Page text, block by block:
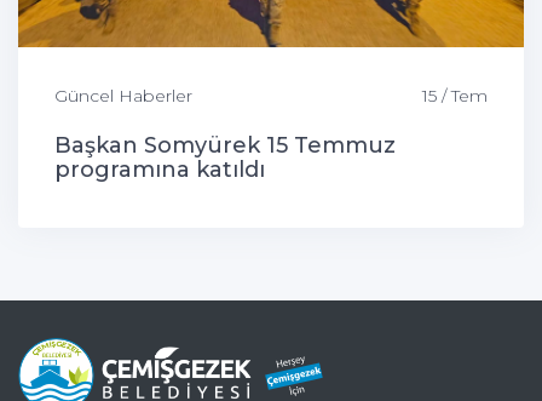
Güncel Haberler 15 / Tem
Başkan Somyürek 15 Temmuz
programına katıldı